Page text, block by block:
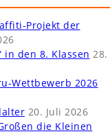
Projekt der
in den 8. Klassen 28.
Wettbewerb 2026
20. Juli 2026
die Kleinen